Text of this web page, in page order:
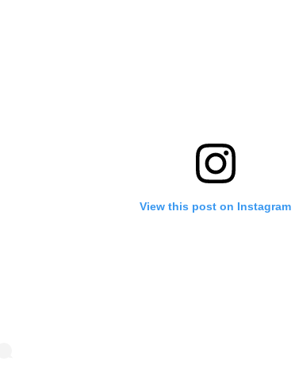
View this post on Instagram